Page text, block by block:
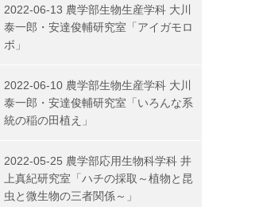
2022-06-13 農学部生物生産学科 大川
泰一郎・安達俊輔研究室「アイガモロ
ボ」
2022-06-10 農学部生物生産学科 大川
泰一郎・安達俊輔研究室「いろんな系
統の稲の田植え」
2022-05-25 農学部応用生物科学科 井
上真紀研究室「ハチの採取～植物と昆
虫と微生物の三者関係～」